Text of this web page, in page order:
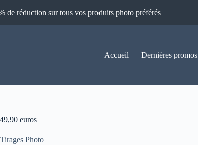
de réduction sur tous vos produits photo préférés
Accueil Dernières promos
euros
Photo